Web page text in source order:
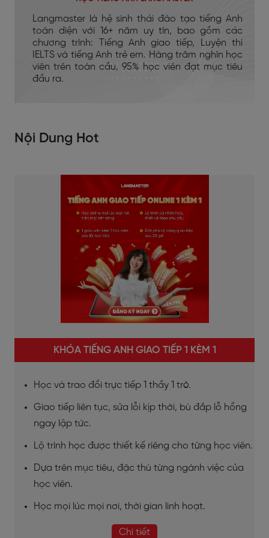
Langmaster là hệ sinh thái đào tạo tiếng Anh
toàn diện với 16+ năm uy tín, bao gồm các
chương trình: Tiếng Anh giao tiếp, Luyện thi
IELTS và tiếng Anh trẻ em. Hàng trăm nghìn học
viên trên toàn cầu, 95% học viên đạt mục tiêu
đầu ra.
Nội Dung Hot
KHÓA TIẾNG ANH GIAO TIẾP 1 KÈM 1
Học và trao đổi trực tiếp 1 thầy 1 trò.
Giao tiếp liên tục, sửa lỗi kịp thời, bù đắp lỗ hổng
ngay lập tức.
Lộ trình học được thiết kế riêng cho từng học viên.
Dựa trên mục tiêu, đặc thù từng ngành việc của
học viên.
Học mọi lúc mọi nơi, thời gian linh hoạt.
Chi tiết